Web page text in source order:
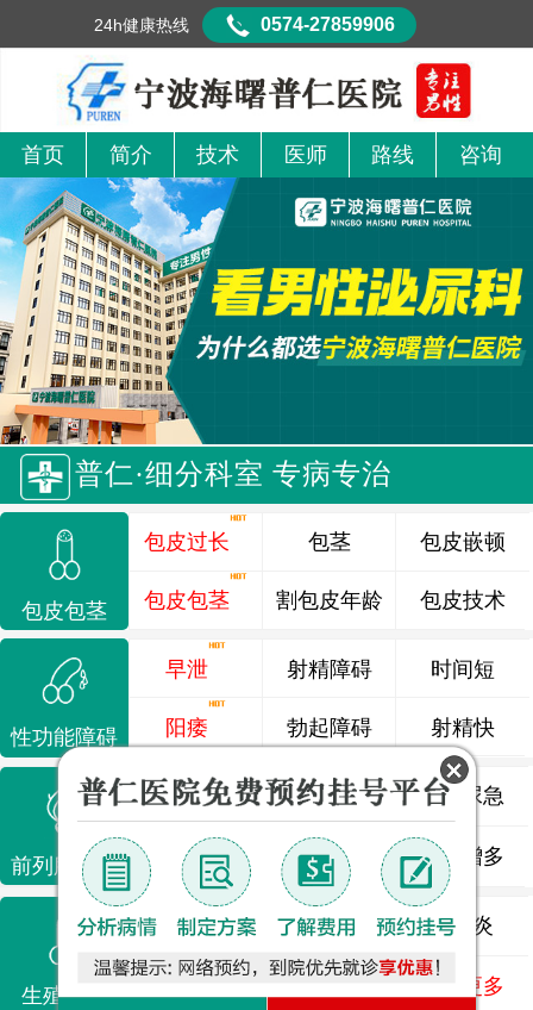
首页 简介 技术 医师 路线 咨询
普仁·细分科室 专病专治
包皮包茎
包皮过长
包皮包茎
包茎
割包皮年龄
包皮嵌顿
包皮技术
性功能障碍
早泄
阳痿
射精障碍
勃起障碍
时间短
射精快
前列腺疾病
前列腺炎 前列腺痛 尿频尿急
前列腺增生 排尿不畅 夜尿增多
生殖感染
龟头炎 睾丸炎 尿道炎
了解更多
24h健康热线 0574-27859906